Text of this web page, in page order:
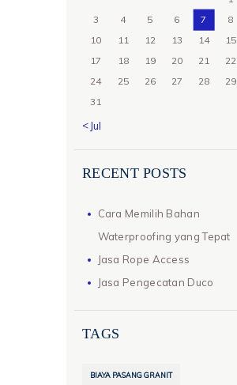
3
4 5 6 7 8
10
11 12 13 14 15
17
18 19 20 21 22
24
25 26 27 28 29
31
« Jul
RECENT POSTS
Cara Memilih Bahan
Waterproofing yang Tepat
Jasa Rope Access
Jasa Pengecatan Duco
TAGS
BIAYA PASANG GRANIT